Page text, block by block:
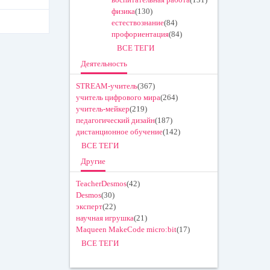
физика(130)
естествознание(84)
профориентация(84)
ВСЕ ТЕГИ
Деятельность
STREAM-учитель(367)
учитель цифрового мира(264)
учитель-мейкер(219)
педагогический дизайн(187)
дистанционное обучение(142)
ВСЕ ТЕГИ
Другие
TeacherDesmos(42)
Desmos(30)
эксперт(22)
научная игрушка(21)
Maqueen MakeCode micro:bit(17)
ВСЕ ТЕГИ